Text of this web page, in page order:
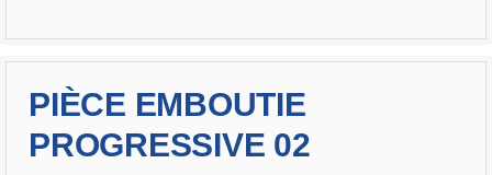
PIÈCE EMBOUTIE
PROGRESSIVE 02